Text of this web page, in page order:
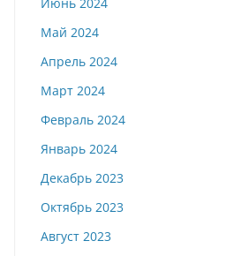
Май 2024
Апрель 2024
Март 2024
Февраль 2024
Январь 2024
Декабрь 2023
Октябрь 2023
Август 2023